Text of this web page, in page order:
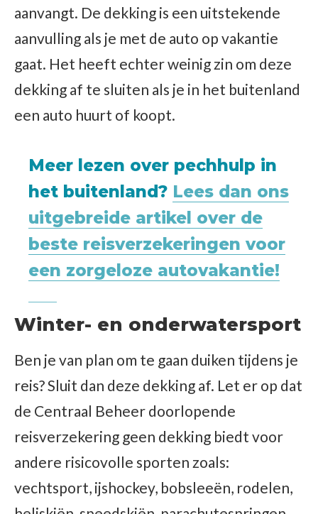
aanvangt. De dekking is een uitstekende
aanvulling als je met de auto op vakantie
gaat. Het heeft echter weinig zin om deze
dekking af te sluiten als je in het buitenland
een auto huurt of koopt.
Meer lezen over pechhulp in
het buitenland? Lees dan ons
uitgebreide artikel over de
beste reisverzekeringen voor
een zorgeloze autovakantie!
Winter- en onderwatersport
Ben je van plan om te gaan duiken tijdens je
reis? Sluit dan deze dekking af. Let er op dat
de Centraal Beheer doorlopende
reisverzekering geen dekking biedt voor
andere risicovolle sporten zoals:
vechtsport, ijshockey, bobsleeën, rodelen,